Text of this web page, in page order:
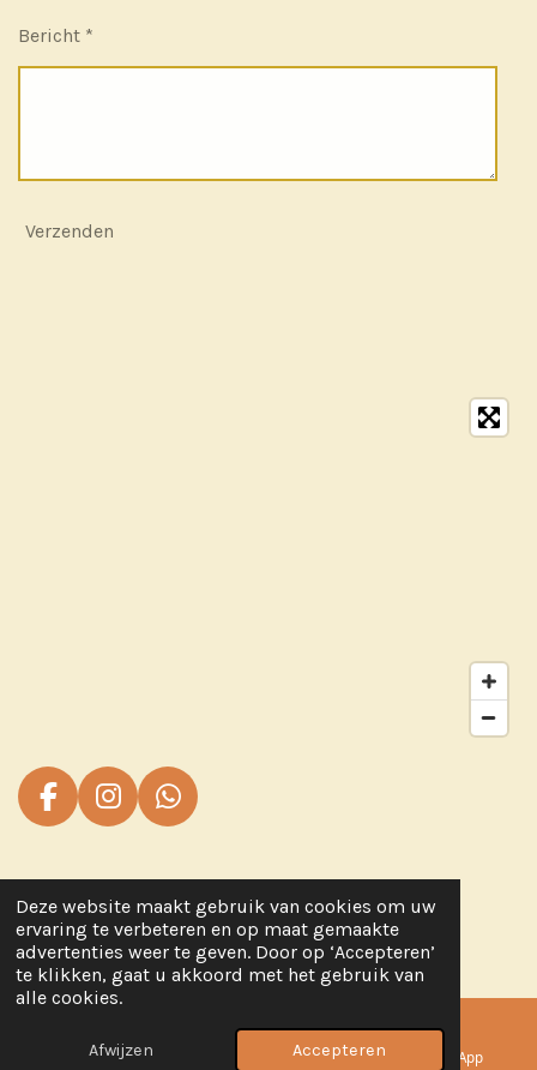
Deze website maakt gebruik van cookies om uw
ervaring te verbeteren en op maat gemaakte
advertenties weer te geven. Door op ‘Accepteren’
te klikken, gaat u akkoord met het gebruik van
alle cookies.
Afwijzen Accepteren
Bericht *
Verzenden
F
b
o
o
k
I
t
a
g
r
a
m
W
t
s
A
p
© 2024 - 2026 www.kleinetoetie.nl
Powered byJouwWeb
E-mailadres Telefoonnummer WhatsApp